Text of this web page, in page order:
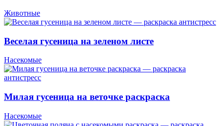
Животные
Веселая гусеница на зеленом листе
Насекомые
Милая гусеница на веточке раскраска
Насекомые